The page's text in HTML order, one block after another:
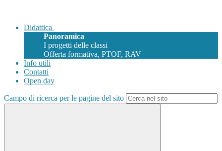
Didattica
Panoramica
I progetti delle classi
Offerta formativa, PTOF, RAV
Info utili
Contatti
Open day
Campo di ricerca per le pagine del sito